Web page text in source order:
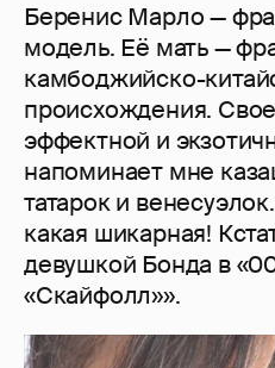
Беренис Марло —
модель. Её мать —
камбоджийско-
происхождения.
эффектной и
напоминает мне
татарок и
какая шикарная!
девушкой Бонда в
«Скайфолл»».